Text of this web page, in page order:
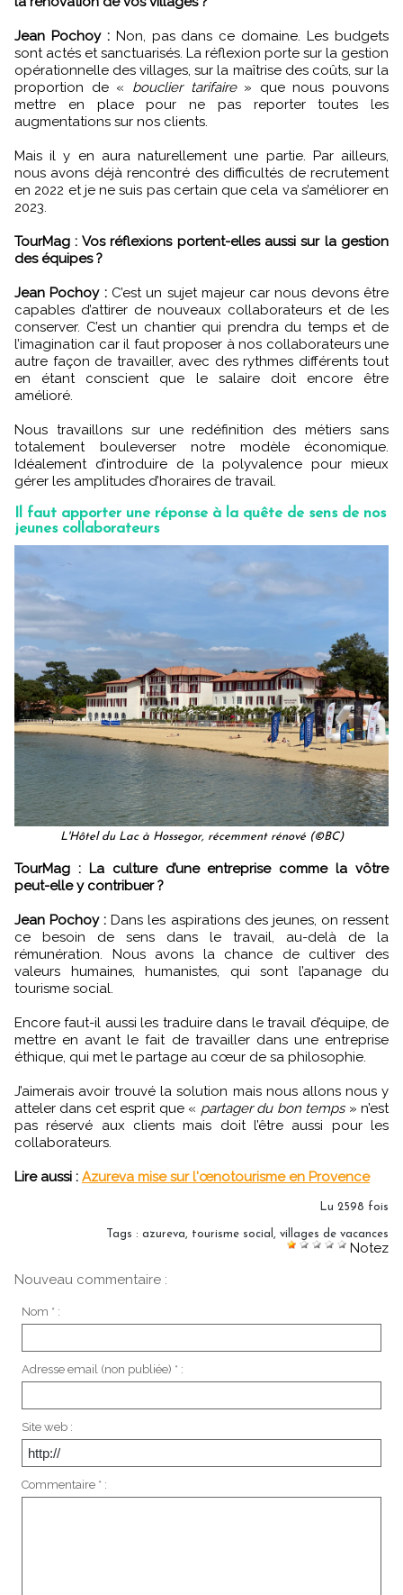
Jean Pochoy :Non, pas dans ce domaine. Les budgets
sont actés et sanctuarisés. La réflexion porte sur la gestion
opérationnelle des villages, sur la maîtrise des coûts, sur la
proportion de « bouclier tarifaire» que nous pouvons
mettre en place pour ne pas reporter toutes les
augmentations sur nos clients.
Mais il y en aura naturellement une partie. Par ailleurs,
nous avons déjà rencontré des difficultés de recrutement
en 2022 et je ne suis pas certain que cela va s’améliorer en
2023.
TourMag : Vos réflexions portent-elles aussi sur la gestion
des équipes ?
Jean Pochoy :C’est un sujet majeur car nous devons être
capables d’attirer de nouveaux collaborateurs et de les
conserver. C’est un chantier qui prendra du temps et de
l’imagination car il faut proposer à nos collaborateurs une
autre façon de travailler, avec des rythmes différents tout
en étant conscient que le salaire doit encore être
amélioré.
Nous travaillons sur une redéfinition des métiers sans
totalement bouleverser notre modèle économique.
Idéalement d’introduire de la polyvalence pour mieux
gérer les amplitudes d’horaires de travail.
Il faut apporter une réponse à la quête de sens de nos
jeunes collaborateurs
L'Hôtel du Lac à Hossegor, récemment rénové (©BC)
TourMag : La culture d’une entreprise comme la vôtre
peut-elle y contribuer ?
Jean Pochoy : Dans les aspirations des jeunes, on ressent
ce besoin de sens dans le travail, au-delà de la
rémunération. Nous avons la chance de cultiver des
valeurs humaines, humanistes, qui sont l’apanage du
tourisme social.
Encore faut-il aussi les traduire dans le travail d’équipe, de
mettre en avant le fait de travailler dans une entreprise
éthique, qui met le partage au cœur de sa philosophie.
J’aimerais avoir trouvé la solution mais nous allons nous y
atteler dans cet esprit que « partager du bon temps» n’est
pas réservé aux clients mais doit l’être aussi pour les
collaborateurs.
Lire aussi : Azureva mise sur l'œnotourisme en Provence
Lu 2598 fois
Tags : azureva, tourisme social , villages de vacances
Notez
Nouveau commentaire :
Nom * :
Adresse email (non publiée) * :
Site web :
Commentaire * :